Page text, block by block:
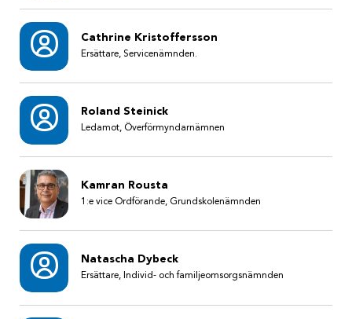
Cathrine Kristoffersson
Ersättare, Servicenämnden.
Roland Steinick
Ledamot, Överförmyndarnämnen
Kamran Rousta
1:e vice Ordförande, Grundskolenämnden
Natascha Dybeck
Ersättare, Individ- och familjeomsorgsnämnden